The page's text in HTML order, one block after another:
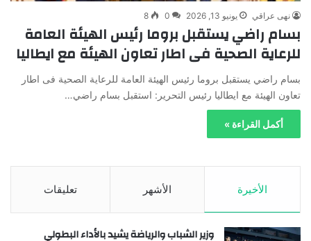
نهى عراقي يونيو 13, 2026 0
8
بسام راضي يستقبل بروما رئيس الهيئة العامة
للرعاية الصحية فى اطار تعاون الهيئة مع ايطاليا
بسام راضي يستقبل بروما رئيس الهيئة العامة للرعاية الصحية فى اطار
تعاون الهيئة مع ايطاليا رئيس التحرير: استقبل بسام راضي…
أكمل القراءة »
الأخيرة الأشهر تعليقات
وزير الشباب والرياضة يشيد بالأداء البطولي